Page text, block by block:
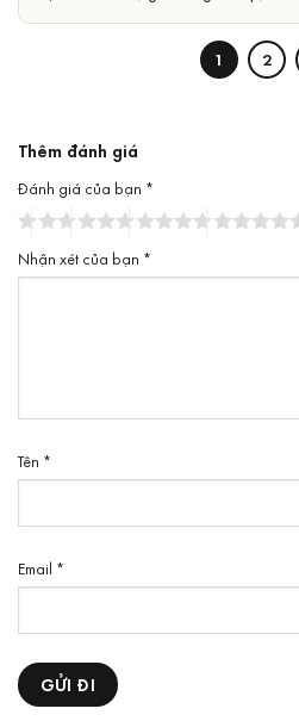
sao
1 2
Thêm đánh giá
Đánh giá của bạn *
Nhận xét của bạn *
Tên *
Email *